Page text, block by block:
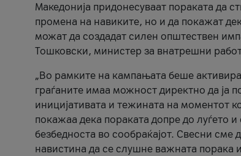
Македонија придонесуваат пораката да
промена на навиките, но и да покажат
можат да создадат силен општествен
Тошковски, министер за внатрешни
„Во рамките на кампањата беше
граѓаните имаа можност директно да ја
иницијативата и тежината на моментот
покажаа дека пораката допре до луѓето
безбедноста во сообраќајот. Свесни
навистина да се слушне важната порака